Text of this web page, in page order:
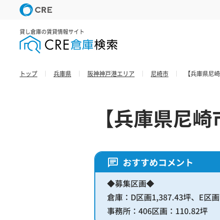
貸し倉庫の賃貸情報サイト
トップ 兵庫県 阪神神戸港エリア 尼崎市 【兵庫県尼
【兵庫県尼
おすすめコメント
◆募集区画◆
倉庫：D区画1,387.43坪、E区
事務所：406区画：110.82坪